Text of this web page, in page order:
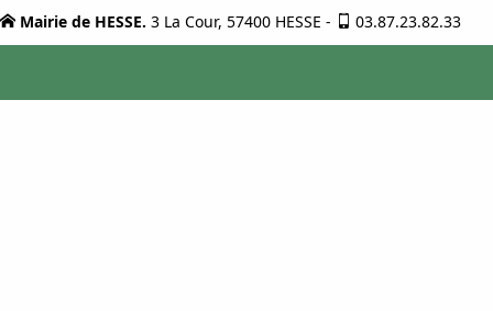
Mairie de HESSE. 3 La Cour, 57400 HESSE - 03.87.23.82.33